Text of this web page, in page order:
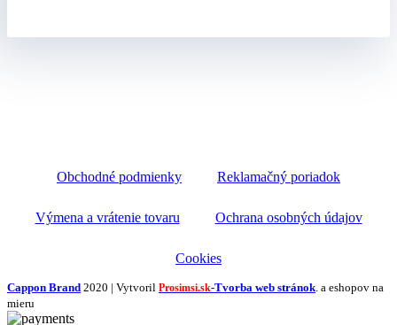
Obchodné podmienky Reklamačný poriadok
Výmena a vrátenie tovaru Ochrana osobných údajov
Cookies
Cappon Brand 2020 | Vytvoril Prosimsi.sk-Tvorba web stránok. a eshopov na
mieru